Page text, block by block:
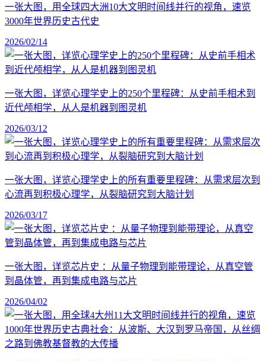
一张大图，用全球四大洲10大文明时间线并行的视角，速览
3000年世界历史古代史
2026/02/14
一张大图，详览心理学史上的250个里程碑：从史前手相术到
近代颅相学，从人是机器到图灵机
2026/03/12
一张大图，详览心理学史上的所有重要里程碑：从需求层次到
心流再到积极心理学，从裂脑研究到大脑计划
2026/03/17
一张大图，详览芯片史 ：从量子物理到能带理论，从真空管
到晶体管，再到集成电路与芯片
2026/04/02